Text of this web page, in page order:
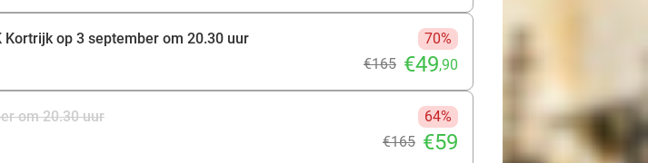
op 3 september om 20.30 uur
70%
€165 €49,90
om 20.30 uur
64%
€165 €59